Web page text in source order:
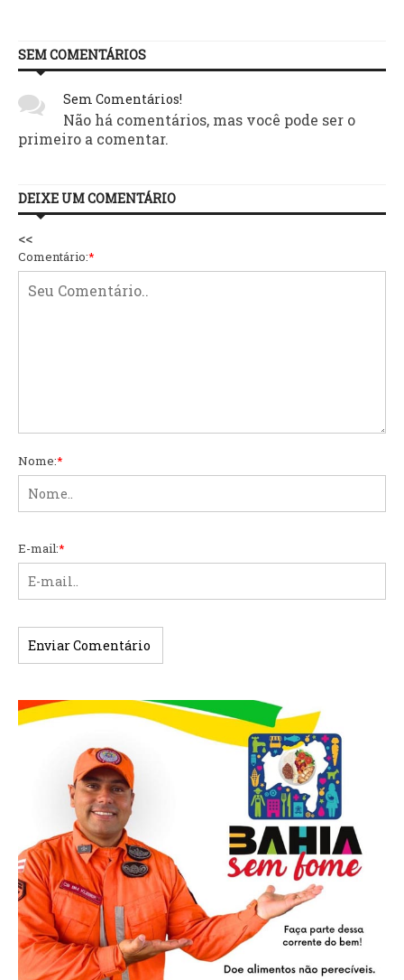
SEM COMENTÁRIOS
Sem Comentários!
Não há comentários, mas você pode ser o
primeiro a comentar.
DEIXE UM COMENTÁRIO
<<
Comentário:*
Nome:*
E-mail:*